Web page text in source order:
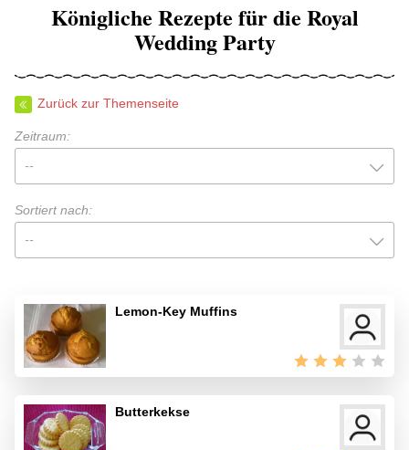
Königliche Rezepte für die Royal
Wedding Party
Zurück zur Themenseite
Zeitraum:
--
Sortiert nach:
--
Lemon-Key Muffins
Butterkekse